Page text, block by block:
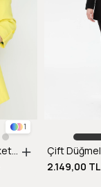
1
Kolu Düğme Detaylı Ceket-SARI
2.149,00 TL